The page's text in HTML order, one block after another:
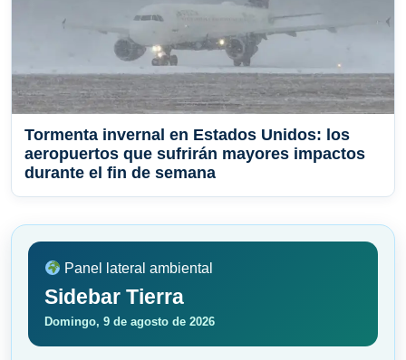
Tormenta invernal en Estados Unidos: los
aeropuertos que sufrirán mayores impactos
durante el fin de semana
Panel lateral ambiental
Sidebar Tierra
Domingo, 9 de agosto de 2026